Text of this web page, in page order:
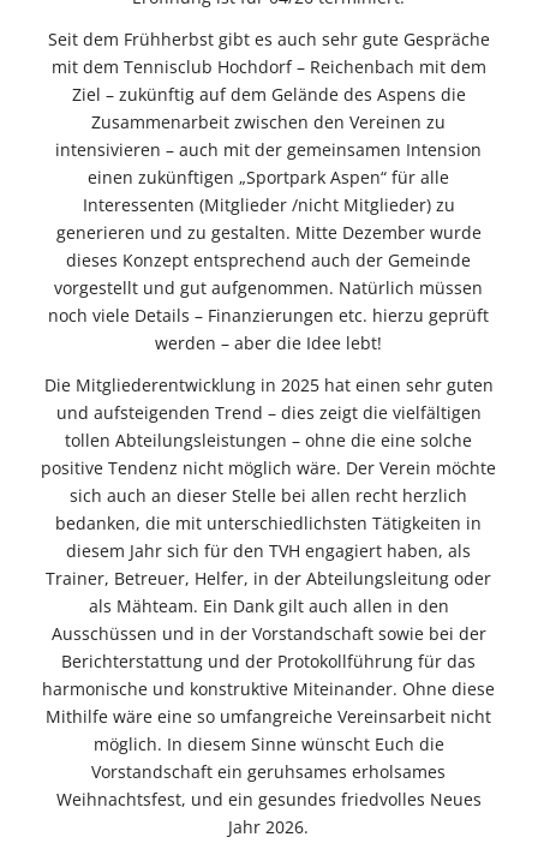
Seit dem Frühherbst gibt es auch sehr gute Gespräche
mit dem Tennisclub Hochdorf – Reichenbach mit dem
Ziel – zukünftig auf dem Gelände des Aspens die
Zusammenarbeit zwischen den Vereinen zu
intensivieren – auch mit der gemeinsamen Intension
einen zukünftigen „Sportpark Aspen“ für alle
Interessenten (Mitglieder /nicht Mitglieder) zu
generieren und zu gestalten. Mitte Dezember wurde
dieses Konzept entsprechend auch der Gemeinde
vorgestellt und gut aufgenommen. Natürlich müssen
noch viele Details – Finanzierungen etc. hierzu geprüft
werden – aber die Idee lebt!
Die Mitgliederentwicklung in 2025 hat einen sehr guten
und aufsteigenden Trend – dies zeigt die vielfältigen
tollen Abteilungsleistungen – ohne die eine solche
positive Tendenz nicht möglich wäre. Der Verein möchte
sich auch an dieser Stelle bei allen recht herzlich
bedanken, die mit unterschiedlichsten Tätigkeiten in
diesem Jahr sich für den TVH engagiert haben, als
Trainer, Betreuer, Helfer, in der Abteilungsleitung oder
als Mähteam. Ein Dank gilt auch allen in den
Ausschüssen und in der Vorstandschaft sowie bei der
Berichterstattung und der Protokollführung für das
harmonische und konstruktive Miteinander. Ohne diese
Mithilfe wäre eine so umfangreiche Vereinsarbeit nicht
möglich. In diesem Sinne wünscht Euch die
Vorstandschaft ein geruhsames erholsames
Weihnachtsfest, und ein gesundes friedvolles Neues
Jahr 2026.